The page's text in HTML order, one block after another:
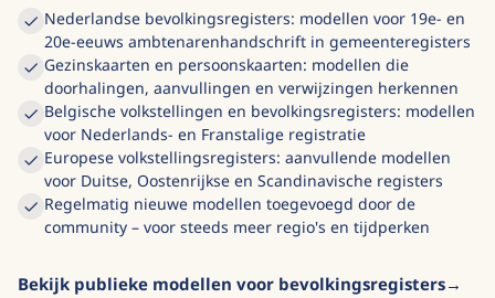
Nederlandse bevolkingsregisters: modellen voor 19e- en
20e-eeuws ambtenarenhandschrift in gemeenteregisters
Gezinskaarten en persoonskaarten: modellen die
doorhalingen, aanvullingen en verwijzingen herkennen
Belgische volkstellingen en bevolkingsregisters: modellen
voor Nederlands- en Franstalige registratie
Europese volkstellingsregisters: aanvullende modellen
voor Duitse, Oostenrijkse en Scandinavische registers
Regelmatig nieuwe modellen toegevoegd door de
community – voor steeds meer regio's en tijdperken
Bekijk publieke modellen voor bevolkingsregisters